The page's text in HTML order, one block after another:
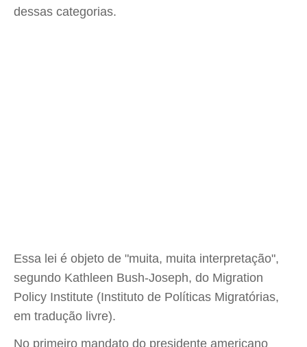
dessas categorias.
Essa lei é objeto de "muita, muita interpretação",
segundo Kathleen Bush-Joseph, do Migration
Policy Institute (Instituto de Políticas Migratórias,
em tradução livre).
No primeiro mandato do presidente americano